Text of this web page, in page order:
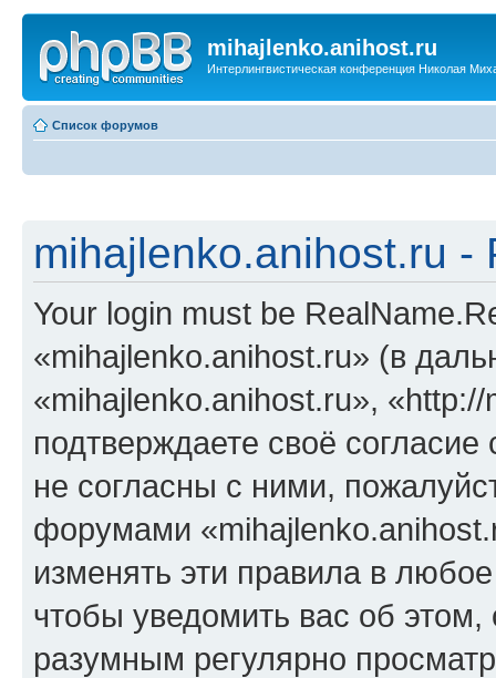
mihajlenko.anihost.ru
Интерлингвистическая конференция Николая
Список форумов
mihajlenko.anihost.ru -
Your login must be
«mihajlenko.anihost.ru» (в
«mihajlenko.anihost.ru»,
подтверждаете своё
не согласны с ними,
форумами
изменять эти правила в
чтобы уведомить вас об
разумным регулярно